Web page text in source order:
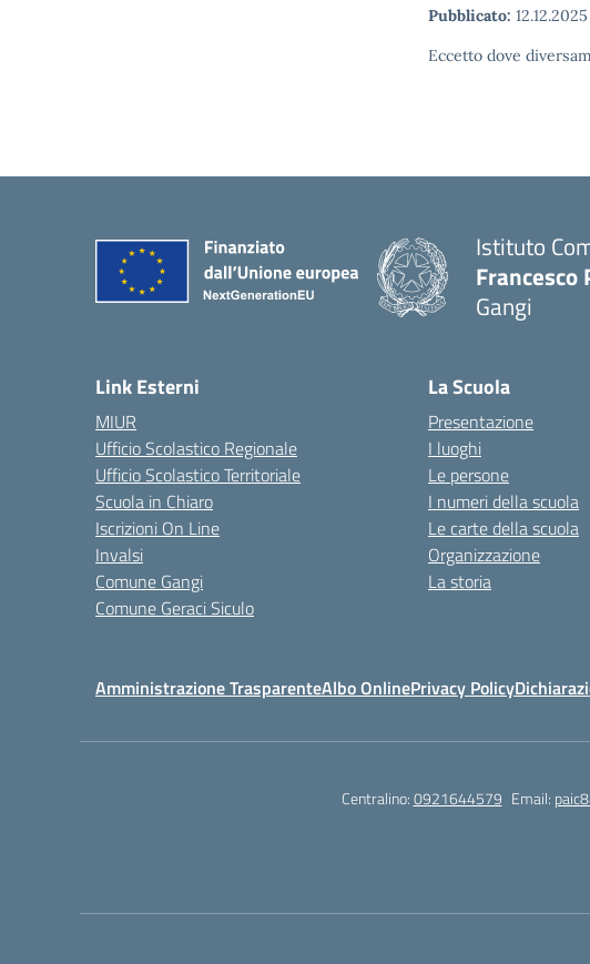
Pubblicato: 12.12.2025
Eccetto dove
Istituto
Francesco
Gangi
Link Esterni
MIUR
Ufficio Scolastico Regionale
Ufficio Scolastico Territoriale
Scuola in Chiaro
Iscrizioni On Line
Invalsi
Comune Gangi
Comune Geraci Siculo
La Scuola
Presentazione
I luoghi
Le persone
I numeri della scuola
Le carte della scuola
Organizzazione
La storia
Amministrazione TrasparenteAlbo OnlinePrivacy Policy
Centralino:0921644579 Email: